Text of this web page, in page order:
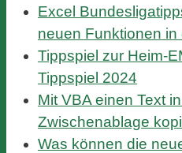
Excel
neuen Funktionen
Tippspiel zur Heim-
Tippspiel 2024
Mit VBA einen Text
Zwischenablage
Was können die